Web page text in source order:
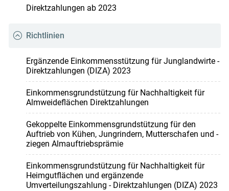
Direktzahlungen ab 2023
Richtlinien
Ergänzende Einkommensstützung für Junglandwirte -
Direktzahlungen (DIZA) 2023
Einkommensgrundstützung für Nachhaltigkeit für
Almweideflächen Direktzahlungen
Gekoppelte Einkommensgrundstützung für den
Auftrieb von Kühen, Jungrindern, Mutterschafen und -
ziegen Almauftriebsprämie
Einkommensgrundstützung für Nachhaltigkeit für
Heimgutflächen und ergänzende
Umverteilungszahlung - Direktzahlungen (DIZA) 2023